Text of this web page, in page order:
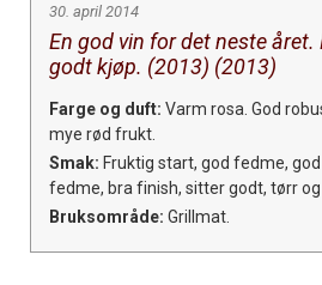
30. april 2014
En god vin for det neste året.
godt kjøp. (2013) (2013)
Farge og duft: Varm rosa. God
mye rød frukt.
Smak: Fruktig start, god fedme, god
fedme, bra finish, sitter godt, tørr og
Bruksområde: Grillmat.